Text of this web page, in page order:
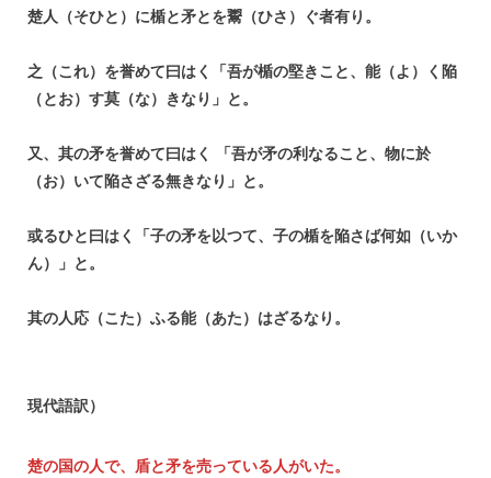
楚人（そひと）に楯と矛とを鬻（ひさ）ぐ者有り。
之（これ）を誉めて曰はく「吾が楯の堅きこと、能（よ）く陥
（とお）す莫（な）きなり」と。
又、其の矛を誉めて曰はく 「吾が矛の利なること、物に於
（お）いて陥さざる無きなり」と。
或るひと曰はく「子の矛を以つて、子の楯を陥さば何如（いか
ん）」と。
其の人応（こた）ふる能（あた）はざるなり。
現代語訳）
楚の国の人で、盾と矛を売っている人がいた。